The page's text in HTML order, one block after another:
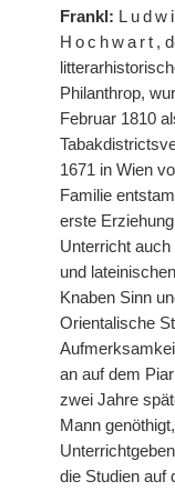
Frankl:
Hochwart ,
Philanthrop,
Februar 1810
1671 in Wien
Familie
erste
Unterricht
und
Knaben Sinn
Orientalische
an auf dem
zwei Jahre
Mann
die Studien auf